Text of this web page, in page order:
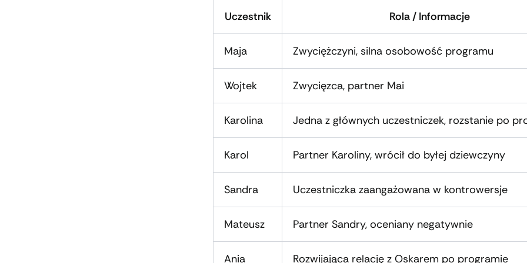
Uczestnik Rola / Informacje
Maja Zwyciężczyni, silna osobowość programu
Wojtek Zwycięzca, partner Mai
Karolina Jedna z głównych uczestniczek, rozstanie po
Karol Partner Karoliny, wrócił do byłej dziewczyny
Sandra Uczestniczka zaangażowana w kontrowersje
Mateusz Partner Sandry, oceniany negatywnie
Ania Rozwijająca relację z Oskarem po programie